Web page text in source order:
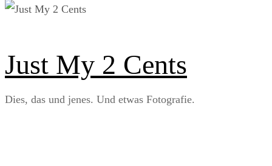
Just My 2 Cents
Dies, das und jenes. Und etwas Fotografie.